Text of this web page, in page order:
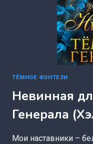
ТЁМНОЕ ФЭНТЕЗИ
Невинная
Генерала
Мои наставники –